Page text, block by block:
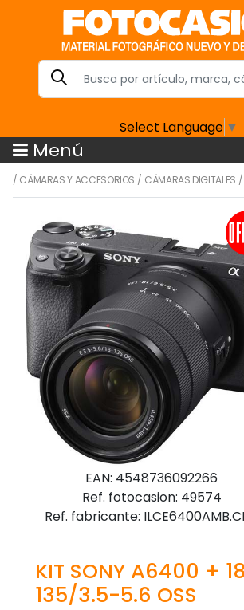
Select Language ▼
Menú
/ CÁMARAS Y ACCESORIOS / CÁMARAS DIGITALES /
EAN: 4548736092266
Ref. fotocasion: 49574
Ref. fabricante:
KIT SONY A6400 +
135/3.5-5.6 OSS